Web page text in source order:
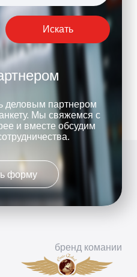
Искать
деловым партнером
Мы свяжемся с
и вместе обсудим
форму
бренд комании